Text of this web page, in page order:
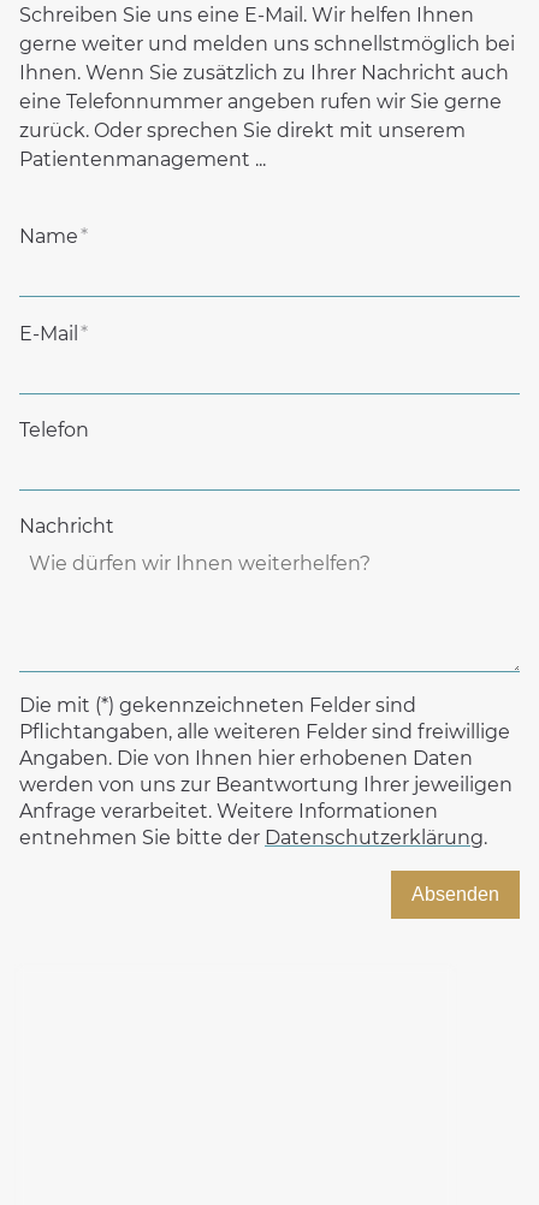
CuraMedKlinikgruppe
Karriere
Schreiben Sie uns eine E-Mail. Wir helfen Ihnen
gerne weiter und melden uns schnellstmöglich bei
Ihnen. Wenn Sie zusätzlich zu Ihrer Nachricht auch
eine Telefonnummer angeben rufen wir Sie gerne
zurück. Oder sprechen Sie direkt mit unserem
Patientenmanagement ...
Name*
E-Mail *
Telefon
Nachricht
Die mit (*) gekennzeichneten Felder sind
Pflichtangaben, alle weiteren Felder sind freiwillige
Angaben. Die von Ihnen hier erhobenen Daten
werden von uns zur Beantwortung Ihrer jeweiligen
Anfrage verarbeitet. Weitere Informationen
entnehmen Sie bitte der Datenschutzerklärung.
Absenden